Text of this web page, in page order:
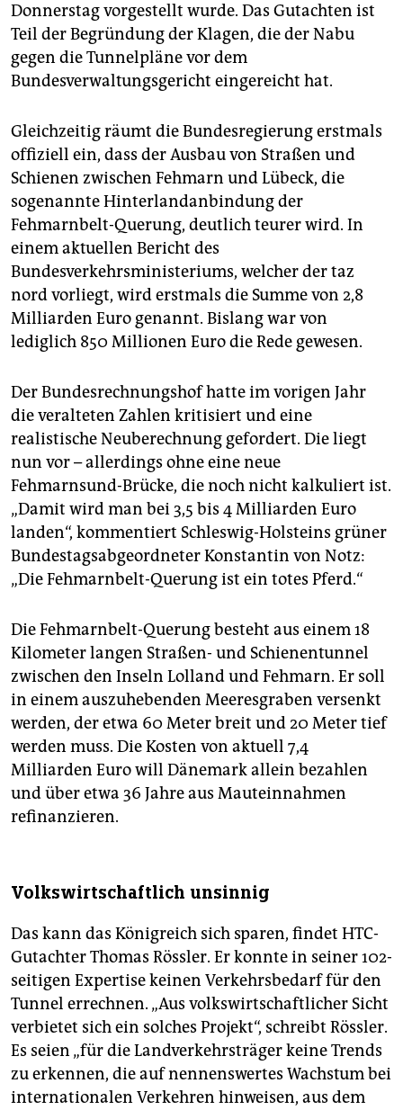
epaper login
Donnerstag vorgestellt wurde. Das Gutachten ist
Teil der Begründung der Klagen, die der Nabu
gegen die Tunnelpläne vor dem
Bundesverwaltungsgericht eingereicht hat.
Gleichzeitig räumt die Bundesregierung erstmals
offiziell ein, dass der Ausbau von Straßen und
Schienen zwischen Fehmarn und Lübeck, die
sogenannte Hinterlandanbindung der
Fehmarnbelt-Querung, deutlich teurer wird. In
einem aktuellen Bericht des
Bundesverkehrsministeriums, welcher der taz
nord vorliegt, wird erstmals die Summe von 2,8
Milliarden Euro genannt. Bislang war von
lediglich 850 Millionen Euro die Rede gewesen.
Der Bundesrechnungshof hatte im vorigen Jahr
die veralteten Zahlen kritisiert und eine
realistische Neuberechnung gefordert. Die liegt
nun vor – allerdings ohne eine neue
Fehmarnsund-Brücke, die noch nicht kalkuliert ist.
„Damit wird man bei 3,5 bis 4 Milliarden Euro
landen“, kommentiert Schleswig-Holsteins grüner
Bundestagsabgeordneter Konstantin von Notz:
„Die Fehmarnbelt-Querung ist ein totes Pferd.“
Die Fehmarnbelt-Querung besteht aus einem 18
Kilometer langen Straßen- und Schienentunnel
zwischen den Inseln Lolland und Fehmarn. Er soll
in einem auszuhebenden Meeresgraben versenkt
werden, der etwa 60 Meter breit und 20 Meter tief
werden muss. Die Kosten von aktuell 7,4
Milliarden Euro will Dänemark allein bezahlen
und über etwa 36 Jahre aus Mauteinnahmen
refinanzieren.
Volkswirtschaftlich unsinnig
Das kann das Königreich sich sparen, findet HTC-
Gutachter Thomas Rössler. Er konnte in seiner 102-
seitigen Expertise keinen Verkehrsbedarf für den
Tunnel errechnen. „Aus volkswirtschaftlicher Sicht
verbietet sich ein solches Projekt“, schreibt Rössler.
Es seien „für die Landverkehrsträger keine Trends
zu erkennen, die auf nennenswertes Wachstum bei
internationalen Verkehren hinweisen, aus dem